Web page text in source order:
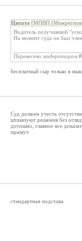
Цитата (МПВП
Водитель получивший
На момент суда он был
Перенесено модератором
бесплатный сыр только в
Суд должен учесть
штампуют решения без
дотошно, главное все
примут.
стандартная подстава